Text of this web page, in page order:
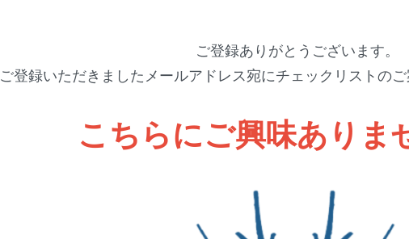
ご登録ありがとうございます。
ご登録いただきましたメールアドレス宛にチェックリストのご
こちらにご興味ありま